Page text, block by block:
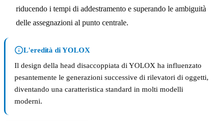
riducendo i tempi di addestramento e superando le ambiguità
delle assegnazioni al punto centrale.
L'eredità di YOLOX
Il design della head disaccoppiata di YOLOX ha influenzato
pesantemente le generazioni successive di rilevatori di oggetti,
diventando una caratteristica standard in molti modelli
moderni.